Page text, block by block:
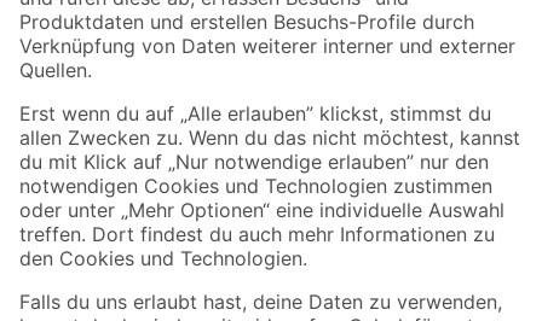
Sicher einkaufen
Jetzt die toom-App herunterladen